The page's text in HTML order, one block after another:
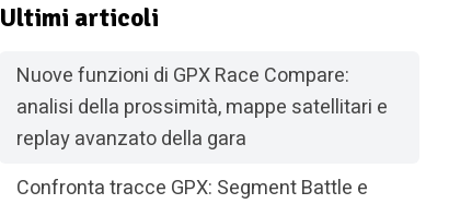
Ultimi articoli
Nuove funzioni di GPX Race Compare:
analisi della prossimità, mappe satellitari e
replay avanzato della gara
Confronta tracce GPX: Segment Battle e